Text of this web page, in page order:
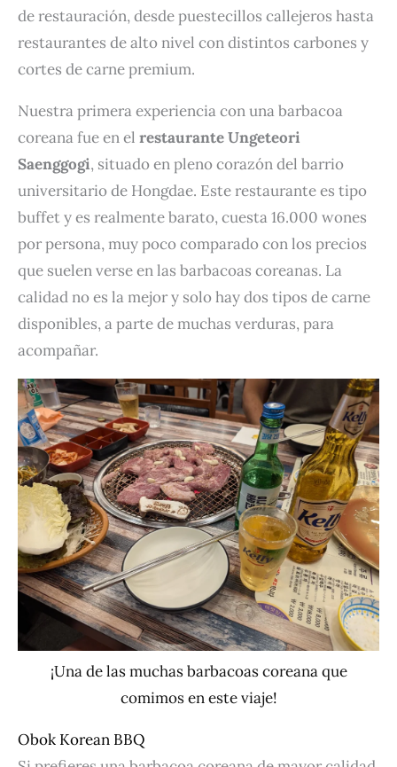
de restauración, desde puestecillos callejeros hasta
restaurantes de alto nivel con distintos carbones y
cortes de carne premium.
Nuestra primera experiencia con una barbacoa
coreana fue en el restaurante Ungeteori
Saenggogi, situado en pleno corazón del barrio
universitario de Hongdae. Este restaurante es tipo
buffet y es realmente barato, cuesta 16.000 wones
por persona, muy poco comparado con los precios
que suelen verse en las barbacoas coreanas. La
calidad no es la mejor y solo hay dos tipos de carne
disponibles, a parte de muchas verduras, para
acompañar.
¡Una de las muchas barbacoas coreana que
comimos en este viaje!
Obok Korean BBQ